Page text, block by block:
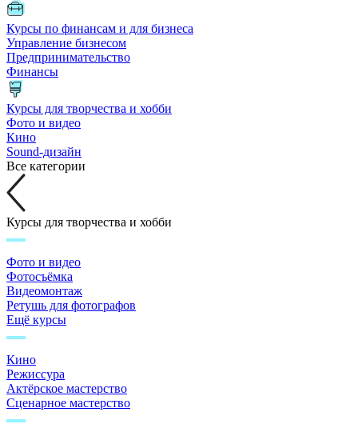
Курсы по финансам и для бизнеса
Управление бизнесом
Предпринимательство
Финансы
Курсы для творчества и хобби
Фото и видео
Кино
Sound-дизайн
Все категории
Курсы для творчества и хобби
Фото и видео
Фотосъёмка
Видеомонтаж
Ретушь для фотографов
Ещё курсы
Кино
Режиссура
Актёрское мастерство
Сценарное мастерство